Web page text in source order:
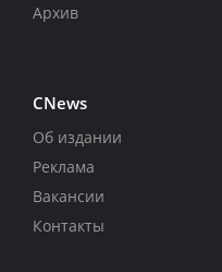
Архив
CNews
Об издании
Реклама
Вакансии
Контакты